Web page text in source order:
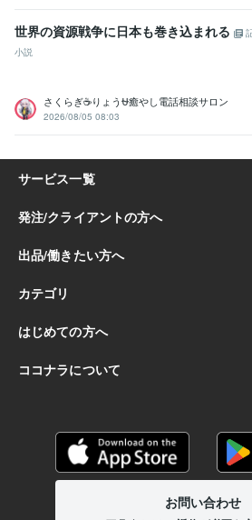
世界の資源戦争に日本も巻き込まれる
小説
さくらぎ☕りょう⛎癒やし電話相談サロン
2026/08/05 08:03